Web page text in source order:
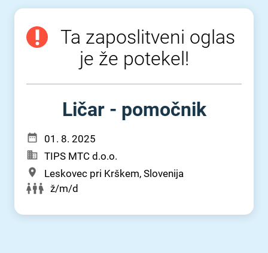
Ta zaposlitveni oglas
je že potekel!
Ličar - pomočnik
01. 8. 2025
TIPS MTC d.o.o.
Leskovec pri Krškem, Slovenija
ž/m/d